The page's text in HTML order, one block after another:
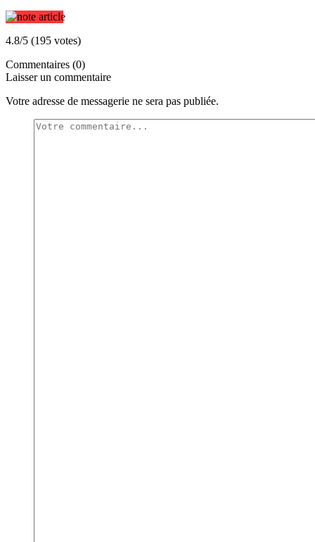
4.8/5 (195 votes)
Commentaires (0)
Laisser un commentaire
Votre adresse de messagerie ne sera pas publiée.